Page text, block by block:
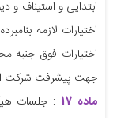
ابتدایی و استیناف و
اختیارات لازمه
اختیارات فوق جنبه
جهت پیشرفت شرکت
ماده 17
: جلسات